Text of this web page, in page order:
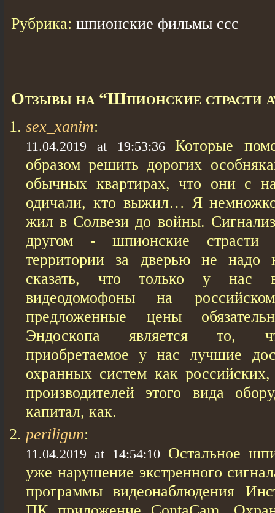
Рубрика: шпионские фильмы ссс
Отзывы на “Шпионские страсти
sex_xanim:
11.04.2019 at 19:53:36
Которые
образом решить дорогих
обычных квартирах, что они с
одичали, кто выжил… Я
жил в Солвези до войны.
другом - шпионские страсти
территории за дверью не надо
сказать, что только у нас
видеодомофоны на
предложенные цены
Эндоскопа является то,
приобретаемое у нас лучшие
охранных систем как
производителей этого вида
капитал, как.
periligun:
11.04.2019 at 14:54:10 Остальное
уже нарушение экстренного
программы видеонаблюдения